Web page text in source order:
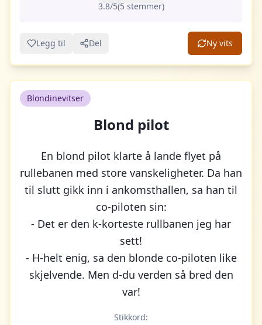
3.8/5(5stemmer)
Legg til Del Ny vits
Blondinevitser
Blond pilot
En blond pilot klarte å lande flyet på
rullebanen med store vanskeligheter. Da han
til slutt gikk inn i ankomsthallen, sa han til
co-piloten sin:
- Det er den k-korteste rullbanen jeg har
sett!
- H-helt enig, sa den blonde co-piloten like
skjelvende. Men d-du verden så bred den
var!
Stikkord: